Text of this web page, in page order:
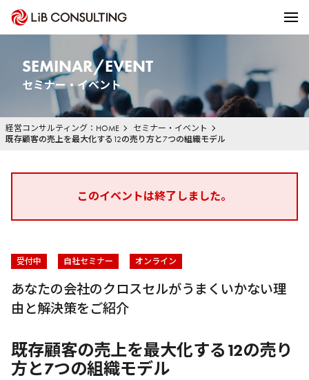
SEMINAR/EVENT
セミナー・イベント
経営コンサルティング：HOME
セミナー・イベント
既存顧客の売上を最大化する12の売り方と7つの組織モデル
このイベントは終了しました。
受付中 自社セミナー オンライン
あなたの会社のクロスセルがうまくいかない理
由と解決策をご紹介
既存顧客の売上を最大化する12の売り
方と7つの組織モデル